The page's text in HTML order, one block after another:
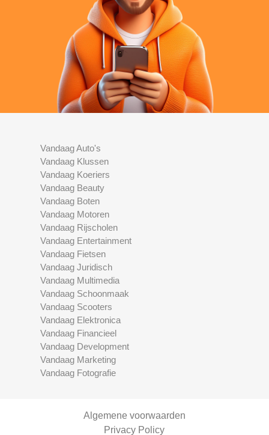
Vandaag Auto's
Vandaag Klussen
Vandaag Koeriers
Vandaag Beauty
Vandaag Boten
Vandaag Motoren
Vandaag Rijscholen
Vandaag Entertainment
Vandaag Fietsen
Vandaag Juridisch
Vandaag Multimedia
Vandaag Schoonmaak
Vandaag Scooters
Vandaag Elektronica
Vandaag Financieel
Vandaag Development
Vandaag Marketing
Vandaag Fotografie
Algemene voorwaarden
Privacy Policy